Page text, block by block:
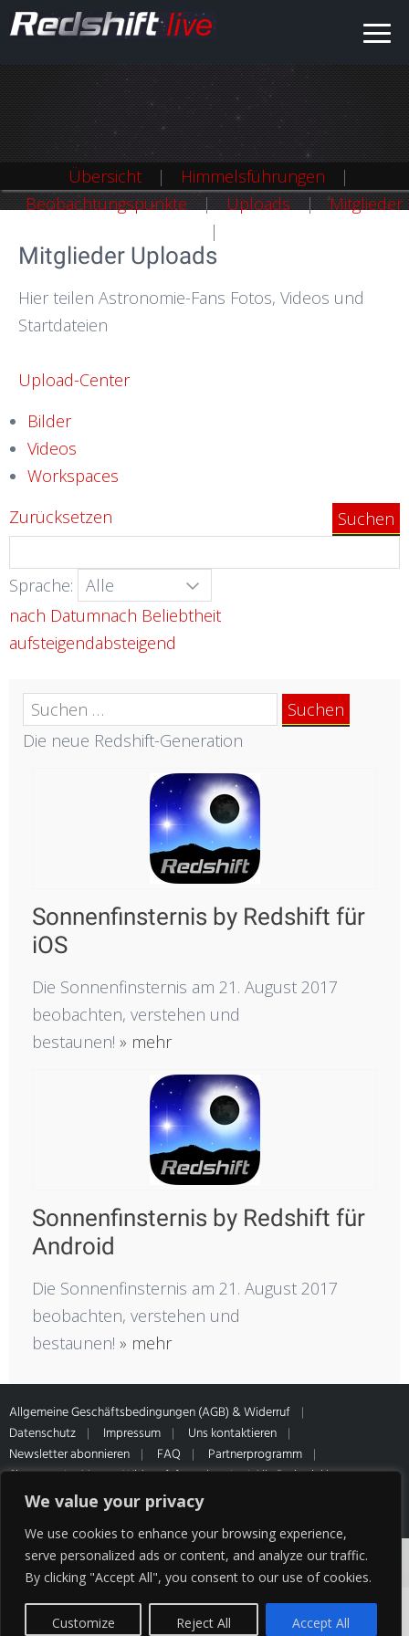
We value your privacy
We use cookies to enhance your browsing experience,
serve personalized ads or content, and analyze our traffic.
By clicking "Accept All", you consent to our use of cookies.
Customize Reject All Accept All
Übersicht
Himmelsführungen
Beobachtungspunkte
Uploads Mitglieder
Mitglieder Uploads
Hier teilen Astronomie-Fans Fotos, Videos und
Startdateien
Upload-Center
Bilder
Videos
Workspaces
Zurücksetzen
Sprache:
nach Datumnach Beliebtheit
aufsteigendabsteigend
Suchen
nach:
Die neue Redshift-Generation
Sonnenfinsternis by Redshift für
iOS
Die Sonnenfinsternis am 21. August 2017
beobachten, verstehen und
bestaunen! » mehr
Sonnenfinsternis by Redshift für
Android
Die Sonnenfinsternis am 21. August 2017
beobachten, verstehen und
bestaunen! » mehr
Allgemeine Geschäftsbedingungen (AGB) & Widerruf
Datenschutz
Impressum
Uns kontaktieren
Newsletter abonnieren
FAQ
Partnerprogramm
Sitemap
Muster-Widerrufsformular
* Alle Preise inkl.
gesetzl. MwSt. Zahlung- & Versandinformationen unseres Partners
Cookies erleichtern die Bereitstellung unserer
Dienste. Mit der Nutzung unserer Dienste
erklären Sie sich damit einverstanden, dass wir